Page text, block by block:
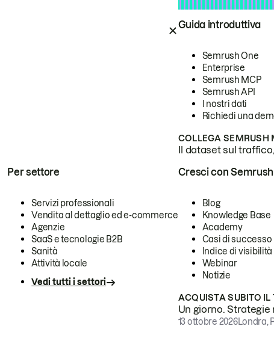
Guida introduttiva
Semrush One
Enterprise
Semrush MCP
Semrush API
I nostri dati
Richiedi una
COLLEGA SEMRUSH
Il dataset sul
Per settore
Servizi professionali
Vendita al dettaglio ed e-commerce
Agenzie
SaaS e tecnologie B2B
Sanità
Attività locale
Vedi tutti i settori
Cresci con Semrush
Blog
Knowledge Base
Academy
Casi di successo
Indice di visibilità
Webinar
Notizie
ACQUISTA SUBITO IL
Un giorno.
13 ottobre 2026Londra,